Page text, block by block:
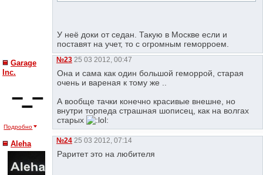
У неё доки от седан. Такую в Москве если и
поставят на учет, то с огромным геморроем.
Garage
Inc.
Подробно
№23 25 03 2012, 00:47
Она и сама как один большой геморрой, старая
очень и вареная к тому же ..
А вообще тачки конечно красивые внешне, но
внутри торпеда страшная шописец, как на волгах
старых
Aleha №24 25 03 2012, 07:14
Раритет это на любителя